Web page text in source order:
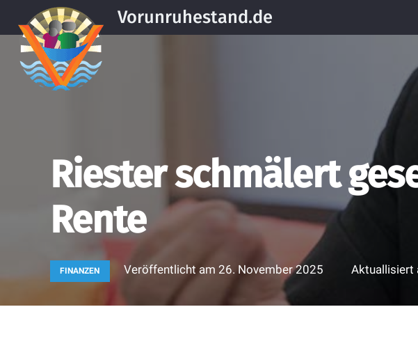
Vorunruhestand.de
Riester schmälert
Rente
FINANZEN Veröffentlicht am 26. November 2025 Aktuallisiert